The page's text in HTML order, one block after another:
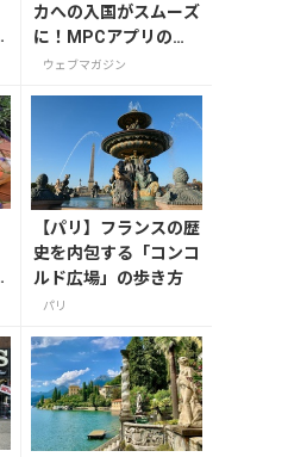
カへの入国がスムーズ
に！MPCアプリの登
録方法や使い方を解説
ウェブマガジン
【パリ】フランスの歴
史を内包する「コンコ
ルド広場」の歩き方
パリ